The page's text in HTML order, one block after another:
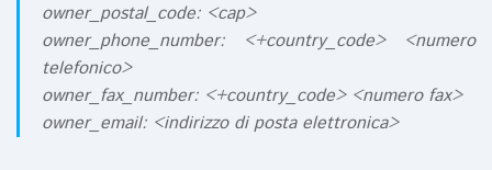
owner_postal_code: <cap>
owner_phone_number: <+country_code> <numero
telefonico>
owner_fax_number: <+country_code> <numero fax>
owner_email: <indirizzo di posta elettronica>